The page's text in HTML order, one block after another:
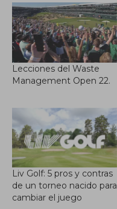
Lecciones del Waste
Management Open 22.
Liv Golf: 5 pros y contras
de un torneo nacido para
cambiar el juego